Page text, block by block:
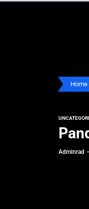
Home
Adminrad